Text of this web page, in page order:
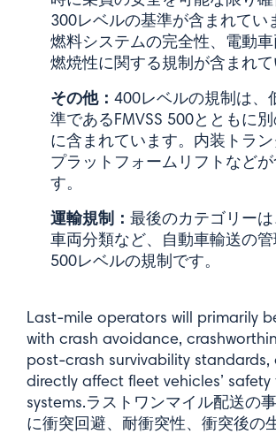
300レベルの基準が含まれてい
燃料システムの完全性、電動車
燃焼性に関する規制が含まれて
その他： 400レベルの規制は、
準であるFMVSS 500とともに
に含まれています。内装トラ
プラットフォームリフトなど
す。
運輸規制： 最後のカテゴリー
車両分類など、自動車輸送の
500レベルの規制です。
Last-mile operators will primarily
with crash avoidance,
post-crash survivability standards,
directly affect fleet vehicles’
systems.ラストワンマイル配送の
に衝突回避、耐衝突性、衝突後の